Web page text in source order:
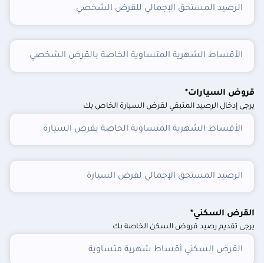
الرصيد المستحق الإجمالي للقرض الشخصي
الأقساط الشهرية المتساوية الخاصة بالقرض الشخصي
قروض السيارات*
يرجى إدخال الرصيد المتبقي لقرض السيارة الخاص بك
الأقساط الشهرية المتساوية الخاصة بقرض السيارة
الرصيد المستحق الإجمالي لقرض السيارة
القرض السكني*
يرجى تقديم رصيد قروض السكن الخاصة بك
القرض السكني أقساط شهرية متساوية